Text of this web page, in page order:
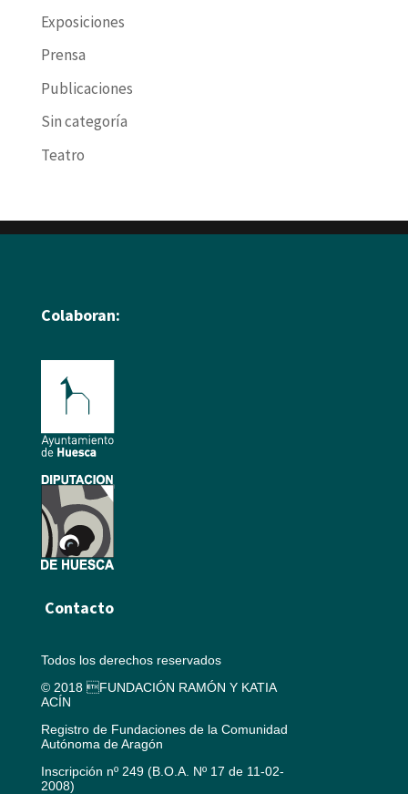
Exposiciones
Prensa
Publicaciones
Sin categoría
Teatro
Colaboran:
Contacto
Todos los derechos reservados
© 2018 FUNDACIÓN RAMÓN Y KATIA
ACÍN
Registro de Fundaciones de la Comunidad
Autónoma de Aragón
Inscripción nº 249 (B.O.A. Nº 17 de 11-02-
2008)